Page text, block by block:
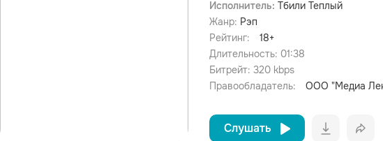
Исполнитель: Тбили Теплый
Жанр: Рэп
Рейтинг:
18+
Длительность: 01:38
Битрейт: 320 kbps
Правообладатель:
ООО "Медиа
Слушать
просмотра рекламы
оформления подписки.
После просмотра Вы сможете скачать 3 файла без
дополнительной рекламы!